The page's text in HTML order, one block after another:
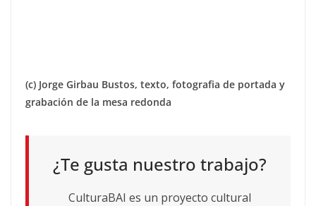
(c) Jorge Girbau Bustos, texto, fotografia de portada y
grabación de la mesa redonda
¿Te gusta nuestro trabajo?
CulturaBAI es un proyecto cultural